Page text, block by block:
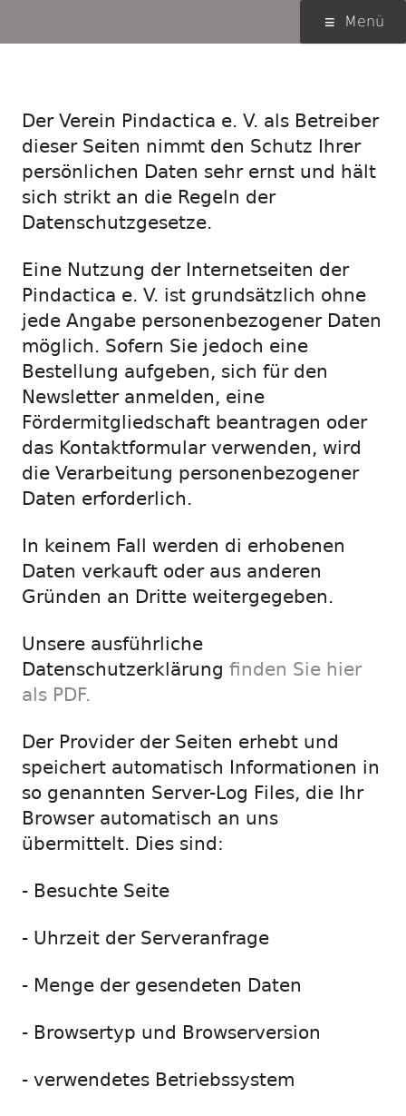
Menü
Menü
Der Verein Pindactica e. V. als Betreiber
dieser Seiten nimmt den Schutz Ihrer
persönlichen Daten sehr ernst und hält
sich strikt an die Regeln der
Datenschutzgesetze.
Eine Nutzung der Internetseiten der
Pindactica e. V. ist grundsätzlich ohne
jede Angabe personenbezogener Daten
möglich. Sofern Sie jedoch eine
Bestellung aufgeben, sich für den
Newsletter anmelden, eine
Fördermitgliedschaft beantragen oder
das Kontaktformular verwenden, wird
die Verarbeitung personenbezogener
Daten erforderlich.
In keinem Fall werden di erhobenen
Daten verkauft oder aus anderen
Gründen an Dritte weitergegeben.
Unsere ausführliche
Datenschutzerklärung finden Sie hier
als PDF.
Der Provider der Seiten erhebt und
speichert automatisch Informationen in
so genannten Server-Log Files, die Ihr
Browser automatisch an uns
übermittelt. Dies sind:
- Besuchte Seite
- Uhrzeit der Serveranfrage
- Menge der gesendeten Daten
- Browsertyp und Browserversion
- verwendetes Betriebssystem